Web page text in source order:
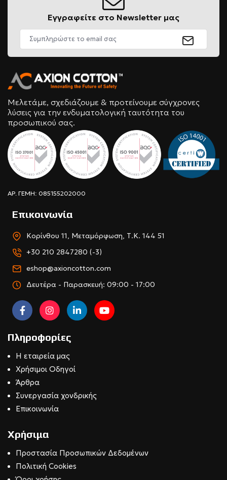
Εγγραφείτε στο Newsletter μας
Μελετάμε, σχεδιάζουμε & προτείνουμε σύγχρονες
λύσεις για την ενδυματολογική ταυτότητα του
προσωπικού σας.
ΑΡ. ΓΕΜΗ: 085155202000
Επικοινωνία
Κορίνθου 11, Μεταμόρφωση, Τ.Κ. 144 51
+30 210 2847280 (-3)
eshop@axioncotton.com
Δευτέρα - Παρασκευή: 09:00 - 17:00
Πληροφορίες
Η εταιρεία μας
Χρήσιμοι Οδηγοί
Άρθρα
Συνεργασία χονδρικής
Επικοινωνία
Χρήσιμα
Προστασία Προσωπικών Δεδομένων
Πολιτική Cookies